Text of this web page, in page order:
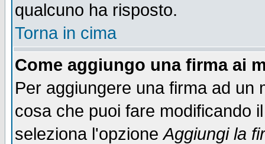
qualcuno ha risposto.
Torna in cima
Come aggiungo una firma ai
Per aggiungere una firma ad un
cosa che puoi fare modificando
seleziona l'opzioneAggiungi la